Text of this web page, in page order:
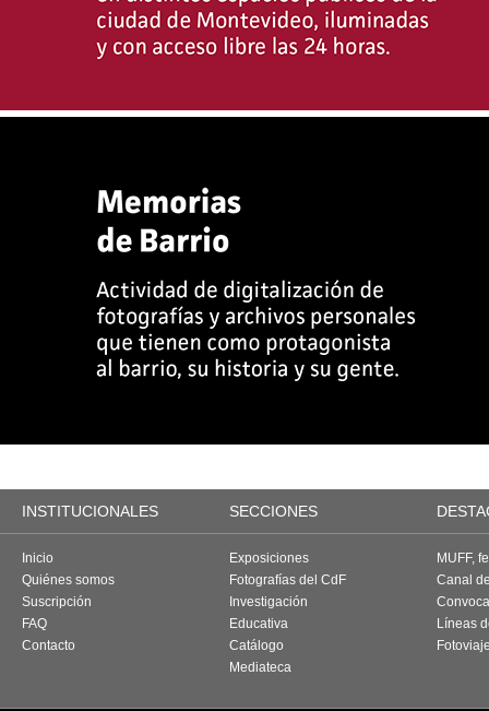
INSTITUCIONALES SECCIONES
Inicio
Quiénes somos
Suscripción
FAQ
Contacto
Exposiciones
Fotografías del CdF
Investigación
Educativa
Catálogo
Mediateca
MUFF,
Canal
Líneas